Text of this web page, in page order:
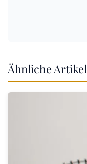
Ähnliche Artikel